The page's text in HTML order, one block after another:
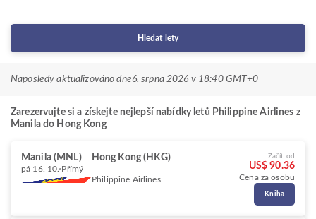
Hledat lety
Naposledy aktualizováno dne6. srpna 2026 v 18:40 GMT+0
Zarezervujte si a získejte nejlepší nabídky letů Philippine Airlines z
Manila do Hong Kong
Manila (MNL) Hong Kong (HKG)
pá 16. 10. Přímý
Philippine Airlines
Začít od
US$ 90.36
Cena za osobu
Kniha